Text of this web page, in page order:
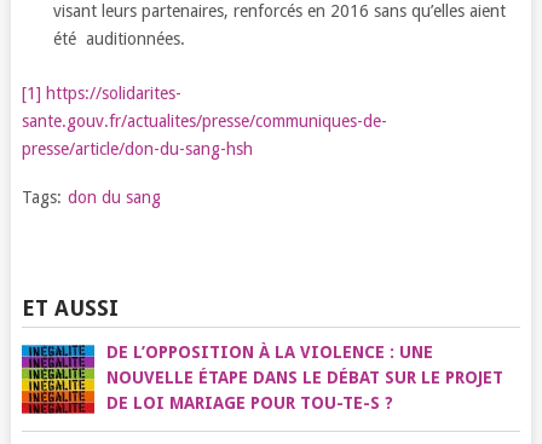
visant leurs partenaires, renforcés en 2016 sans qu’elles aient
été auditionnées.
[1] https://solidarites-
sante.gouv.fr/actualites/presse/communiques-de-
presse/article/don-du-sang-hsh
Tags: don du sang
ET AUSSI
DE L’OPPOSITION À LA VIOLENCE : UNE
NOUVELLE ÉTAPE DANS LE DÉBAT SUR LE PROJET
DE LOI MARIAGE POUR TOU-TE-S ?